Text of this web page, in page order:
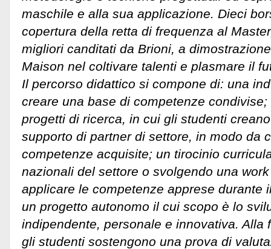
maschile e alla sua applicazione. Dieci
copertura della retta di frequenza al
migliori canditati da Brioni, a
Maison nel coltivare talenti e plasmare il
Il percorso didattico si compone di: una
creare una base di competenze
progetti di ricerca, in cui gli studenti
supporto di partner di settore, in modo da
competenze acquisite; un tirocinio
nazionali del settore o svolgendo una
applicare le competenze apprese durante
un progetto autonomo il cui scopo è lo
indipendente, personale e innovativa. Alla
gli studenti sostengono una prova di